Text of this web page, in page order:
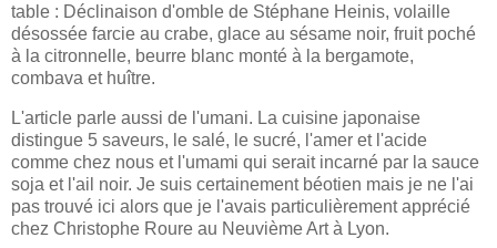
table : Déclinaison d'omble de Stéphane Heinis, volaille
désossée farcie au crabe, glace au sésame noir, fruit poché
à la citronnelle, beurre blanc monté à la bergamote,
combava et huître.
L'article parle aussi de l'umani. La cuisine japonaise
distingue 5 saveurs, le salé, le sucré, l'amer et l'acide
comme chez nous et l'umami qui serait incarné par la sauce
soja et l'ail noir. Je suis certainement béotien mais je ne l'ai
pas trouvé ici alors que je l'avais particulièrement apprécié
chez Christophe Roure au Neuvième Art à Lyon.